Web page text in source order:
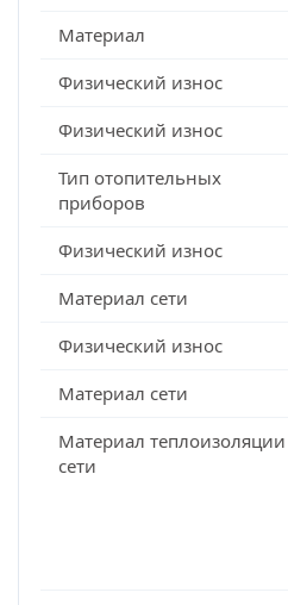
Материал
Физический износ
Физический износ
Тип отопительных
приборов
Физический износ
Материал сети
Физический износ
Материал сети
Материал теплоизоляции
сети